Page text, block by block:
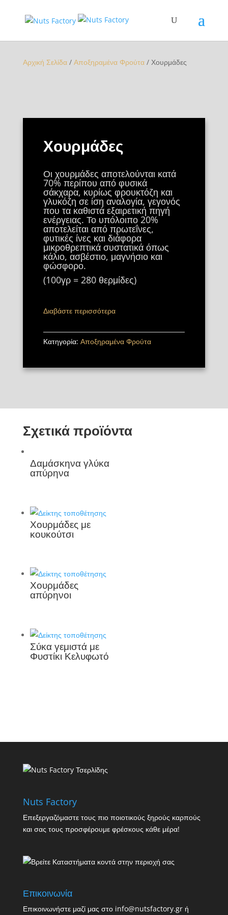
Αρχική Σελίδα/ Αποξηραμένα Φρούτα/ Χουρμάδες
Χουρμάδες
Οι χουρμάδες αποτελούνται κατά
70% περίπου από φυσικά
σάκχαρα, κυρίως φρουκτόζη και
γλυκόζη σε ίση αναλογία, γεγονός
που τα καθιστά εξαιρετική πηγή
ενέργειας. Το υπόλοιπο 20%
αποτελείται από πρωτεΐνες,
φυτικές ίνες και διάφορα
μικροθρεπτικά συστατικά όπως
κάλιο, ασβέστιο, μαγνήσιο και
φώσφορο.
(100γρ = 280 θερμίδες)
Διαβάστε περισσότερα
Κατηγορία: Αποξηραμένα Φρούτα
Σχετικά προϊόντα
Δαμάσκηνα γλύκα
απύρηνα
Χουρμάδες με
κουκούτσι
Χουρμάδες
απύρηνοι
Σύκα γεμιστά με
Φυστίκι Κελυφωτό
Nuts Factory
Επεξεργαζόμαστε τους πιο ποιοτικούς ξηρούς καρπούς
και σας τους προσφέρουμε φρέσκους κάθε μέρα!
Επικοινωνία
Επικοινωνήστε μαζί μας στο info@nutsfactory.gr ή